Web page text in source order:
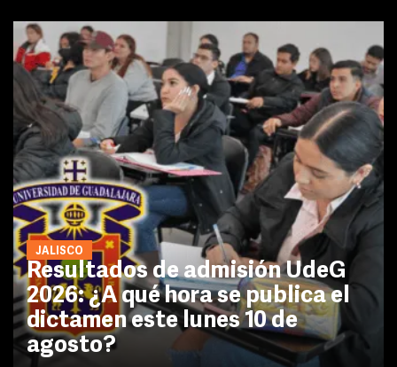
JALISCO
Resultados de admisión UdeG
2026: ¿A qué hora se publica el
dictamen este lunes 10 de
agosto?